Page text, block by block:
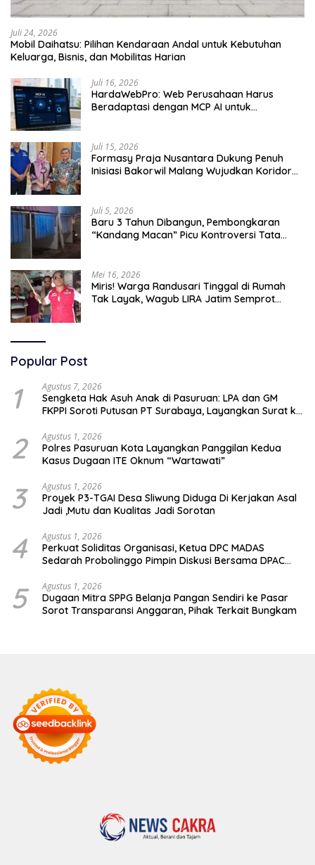
Juli 24, 2026
Mobil Daihatsu: Pilihan Kendaraan Andal untuk Kebutuhan
Keluarga, Bisnis, dan Mobilitas Harian
Juli 16, 2026
HardaWebPro: Web Perusahaan Harus
Beradaptasi dengan MCP AI untuk
Juli 15, 2026
Formasy Praja Nusantara Dukung Penuh
Inisiasi Bakorwil Malang Wujudkan Koridor
Juli 5, 2026
Baru 3 Tahun Dibangun, Pembongkaran
“Kandang Macan” Picu Kontroversi Tata
Mei 16, 2026
Miris! Warga Randusari Tinggal di Rumah
Tak Layak, Wagub LIRA Jatim Semprot
Popular Post
1 Agustus 7, 2026
Sengketa Hak Asuh Anak di Pasuruan: LPA dan GM
FKPPI Soroti Putusan PT Surabaya, Layangkan Surat ke
2 Agustus 1, 2026
Polres Pasuruan Kota Layangkan Panggilan Kedua
Kasus Dugaan ITE Oknum “Wartawati”
3 Agustus 1, 2026
Proyek P3-TGAI Desa Sliwung Diduga Di Kerjakan Asal
Jadi ,Mutu dan Kualitas Jadi Sorotan
4 Agustus 1, 2026
Perkuat Soliditas Organisasi, Ketua DPC MADAS
Sedarah Probolinggo Pimpin Diskusi Bersama DPAC
5 Agustus 1, 2026
Dugaan Mitra SPPG Belanja Pangan Sendiri ke Pasar
Sorot Transparansi Anggaran, Pihak Terkait Bungkam